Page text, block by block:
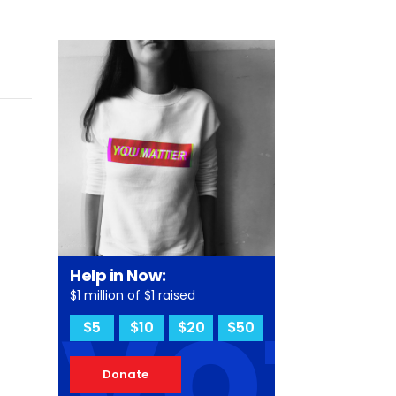
Help in Now:
$1 million of $1 raised
$5 $10 $20 $50
Donate